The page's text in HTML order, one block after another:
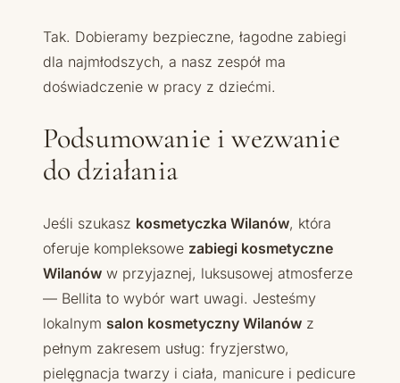
Tak. Dobieramy bezpieczne, łagodne zabiegi
dla najmłodszych, a nasz zespół ma
doświadczenie w pracy z dziećmi.
Podsumowanie i wezwanie
do działania
Jeśli szukasz kosmetyczka Wilanów, która
oferuje kompleksowe zabiegi kosmetyczne
Wilanów w przyjaznej, luksusowej atmosferze
— Bellita to wybór wart uwagi. Jesteśmy
lokalnym salon kosmetyczny Wilanów z
pełnym zakresem usług: fryzjerstwo,
pielęgnacja twarzy i ciała, manicure i pedicure